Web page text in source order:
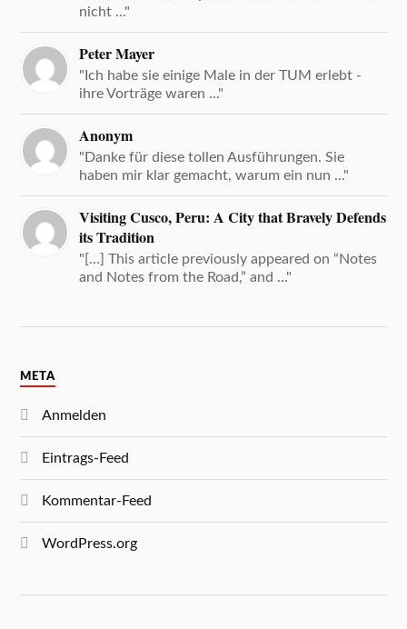
nicht ..."
Peter Mayer
"Ich habe sie einige Male in der TUM erlebt -
ihre Vorträge waren ..."
Anonym
"Danke für diese tollen Ausführungen. Sie
haben mir klar gemacht, warum ein nun ..."
Visiting Cusco, Peru: A City that Bravely Defends
its Tradition
"[…] This article previously appeared on “Notes
and Notes from the Road,” and ..."
META
Anmelden
Eintrags-Feed
Kommentar-Feed
WordPress.org